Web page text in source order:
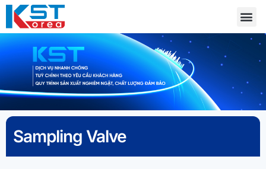
Sampling Valve